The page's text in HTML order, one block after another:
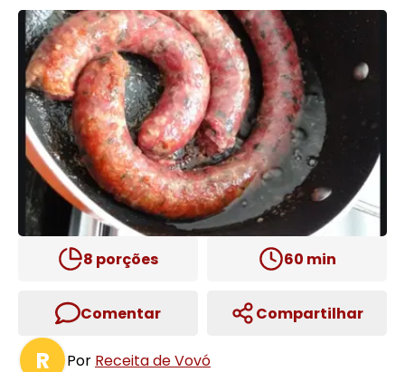
8 porções 60 min
Comentar Compartilhar
R Por Receita de Vovó